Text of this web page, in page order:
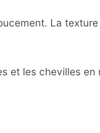
La
et les chevilles en